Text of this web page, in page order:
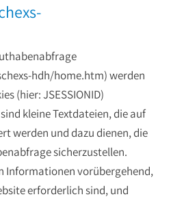
hdh/home.htm) werden
(hier: JSESSIONID)
kleine Textdateien, die auf
werden und dazu dienen, die
sicherzustellen.
Informationen vorübergehend,
erforderlich sind, und